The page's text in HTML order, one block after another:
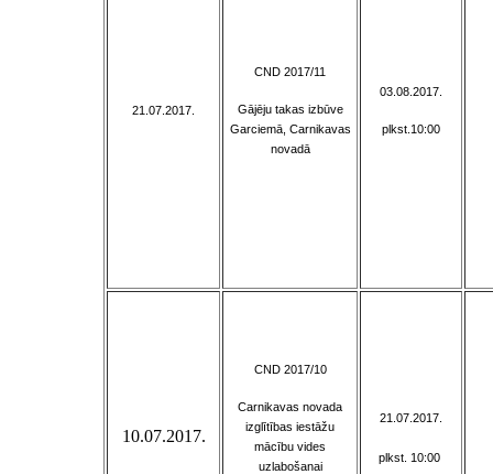
21.07.2017.
CND 2017/11
Gājēju takas izbūve
Garciemā, Carnikavas
novadā
03.08.2017.
plkst.10:00
10.07.2017.
CND 2017/10
Carnikavas novada
izglītības iestāžu
mācību vides
uzlabošanai
21.07.2017.
plkst. 10:00